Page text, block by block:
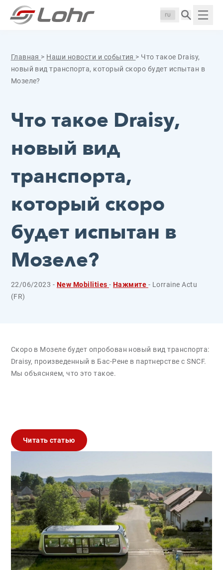
Перейти к содержанию
Langue :
Главная > Наши новости и события > Что такое Draisy,
новый вид транспорта, который скоро будет испытан в
Мозеле?
Что такое Draisy,
новый вид
транспорта,
который скоро
будет испытан в
Мозеле?
22/06/2023 - New Mobilities-Нажмите - Lorraine Actu
(FR)
Скоро в Мозеле будет опробован новый вид транспорта:
Draisy, произведенный в Бас-Рене в партнерстве с SNCF.
Мы объясняем, что это такое.
Читать статью
Панель управления cookies